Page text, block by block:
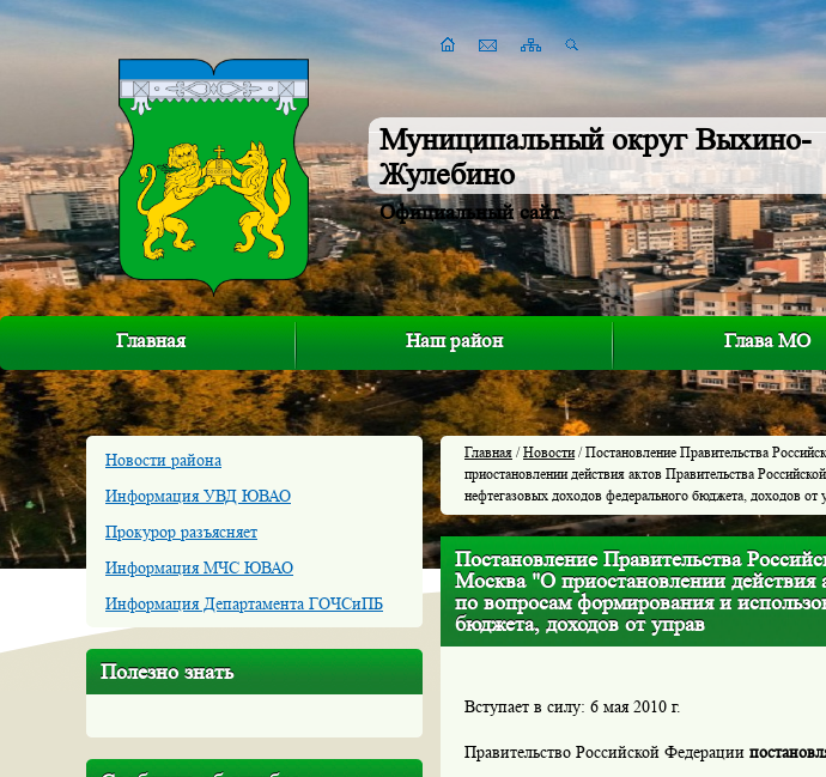
Муниципальный округ Выхино-
Жулебино
Официальный сайт
Главная Наш район Глава МО
Новости района
Информация УВД ЮВАО
Прокурор разъясняет
Информация МЧС ЮВАО
Информация Департамента ГОЧСиПБ
Полезно знать
Главная /Новости/ Постановление Правительства
приостановлении действия актов Правительства
нефтегазовых доходов федерального бюджета, доходов от
Постановление Правительства
Москва "О приостановлении действия
по вопросам формирования и
бюджета, доходов от управ
Вступает в силу: 6 мая 2010 г.
Правительство Российской Федерации